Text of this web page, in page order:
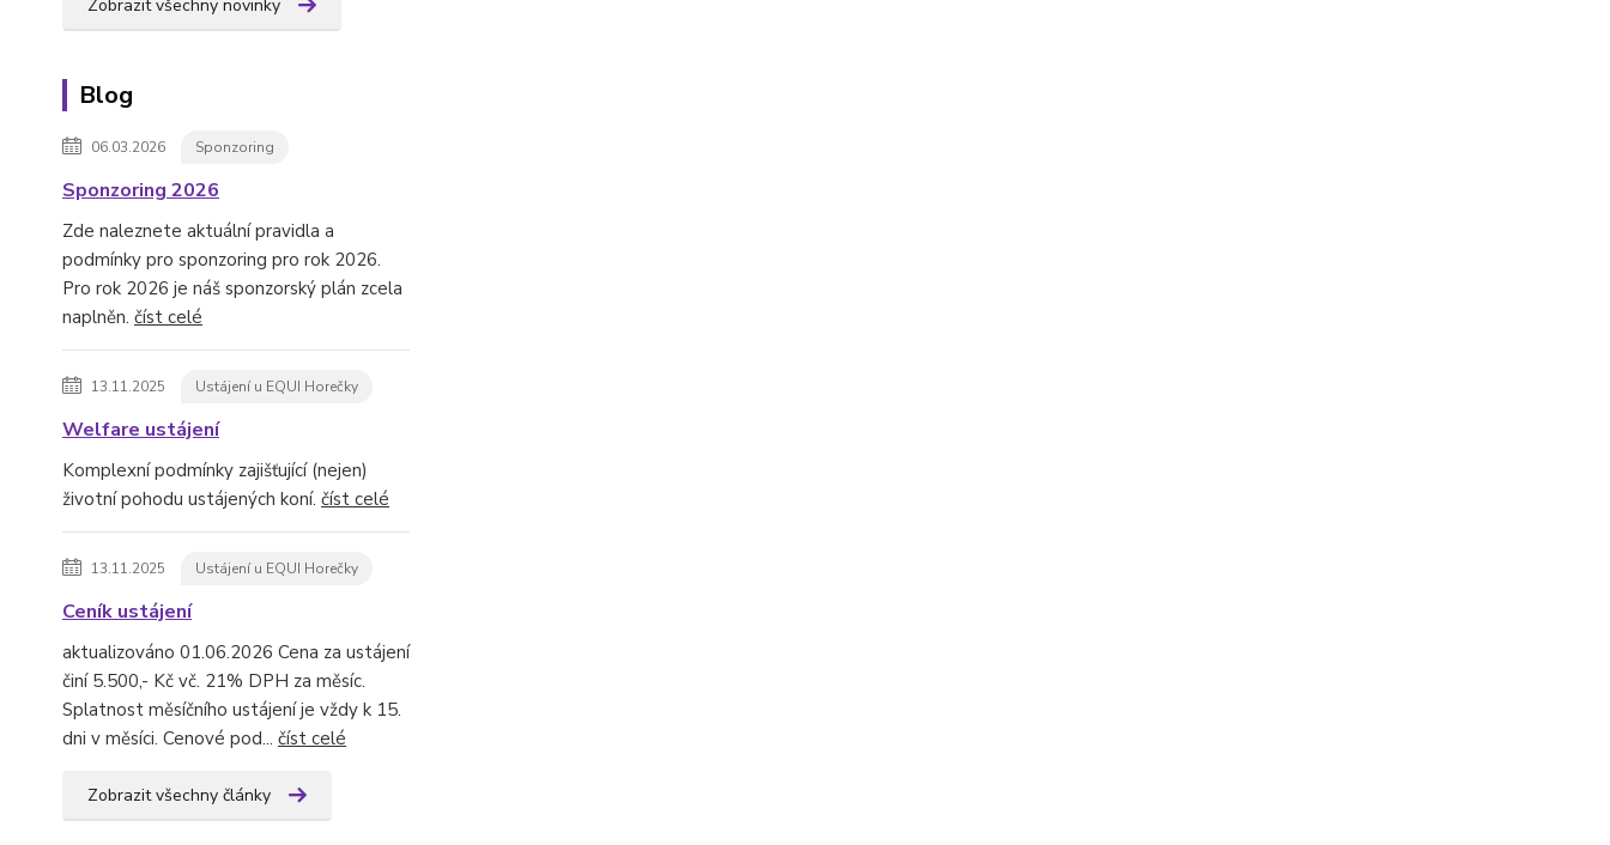
Zobrazit všechny novinky
Blog
06.03.2026 Sponzoring
Sponzoring 2026
Zde naleznete aktuální pravidla a
podmínky pro sponzoring pro rok 2026.
Pro rok 2026 je náš sponzorský plán zcela
naplněn. číst celé
13.11.2025 Ustájení u EQUI Horečky
Welfare ustájení
Komplexní podmínky zajišťující (nejen)
životní pohodu ustájených koní. číst celé
13.11.2025 Ustájení u EQUI Horečky
Ceník ustájení
aktualizováno 01.06.2026 Cena za ustájení
činí 5.500,- Kč vč. 21% DPH za měsíc.
Splatnost měsíčního ustájení je vždy k 15.
dni v měsíci. Cenové pod... číst celé
Zobrazit všechny články